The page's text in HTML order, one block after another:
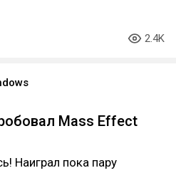
2.4K
Mass Effect
Наиграл пока пару